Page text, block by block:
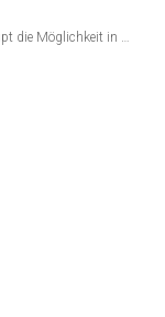
die Möglichkeit in …